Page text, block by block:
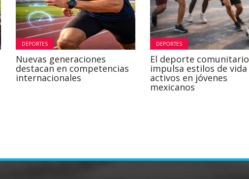
DEPORTES
Nuevas generaciones
destacan en competencias
internacionales
DEPORTES
El deporte comunitario
impulsa estilos de vida
activos en jóvenes
mexicanos